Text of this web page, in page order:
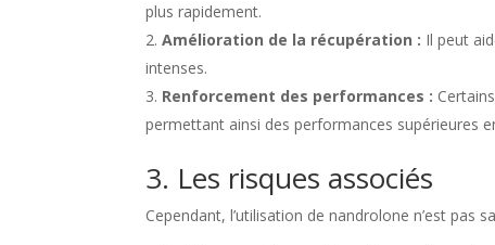
plus rapidement.
Amélioration de la récupération : Il peut
intenses.
Renforcement des performances :
permettant ainsi des performances supérieures
3. Les risques associés
Cependant, l’utilisation de nandrolone n’est pas